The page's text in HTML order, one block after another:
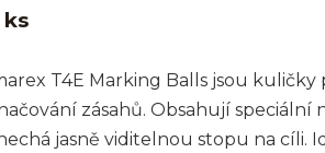
ks
T4E Marking Balls jsou kuličky
zásahů. Obsahují speciální
jasně viditelnou stopu na cíli.